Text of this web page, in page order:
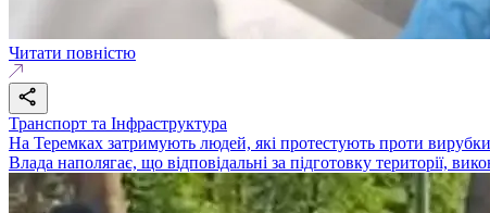
Читати повністю
Транспорт та Інфраструктура
На Теремках затримують людей, які протестують проти
Влада наполягає, що відповідальні за підготовку території,